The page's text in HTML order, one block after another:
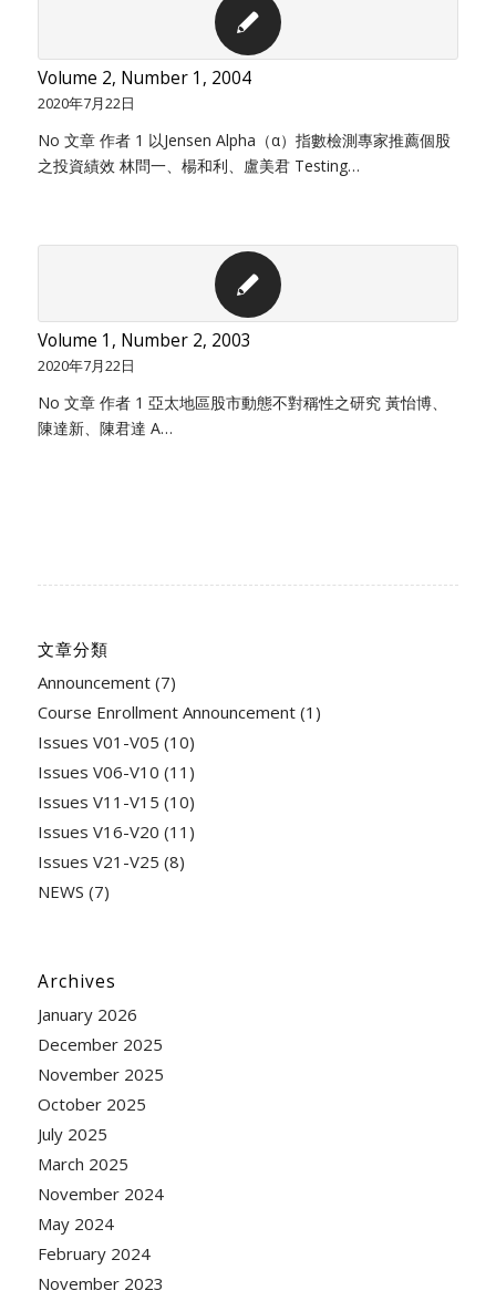
Volume 2, Number 1, 2004
2020年7月22日
No 文章 作者 1 以Jensen Alpha（α）指數檢測專家推薦個股
之投資績效 林問一、楊和利、盧美君 Testing…
Volume 1, Number 2, 2003
2020年7月22日
No 文章 作者 1 亞太地區股市動態不對稱性之研究 黃怡博、
陳達新、陳君達 A…
文章分類
Announcement(7)
Course Enrollment Announcement(1)
Issues V01-V05 (10)
Issues V06-V10 (11)
Issues V11-V15 (10)
Issues V16-V20 (11)
Issues V21-V25 (8)
NEWS (7)
Archives
January 2026
December 2025
November 2025
October 2025
July 2025
March 2025
November 2024
May 2024
February 2024
November 2023